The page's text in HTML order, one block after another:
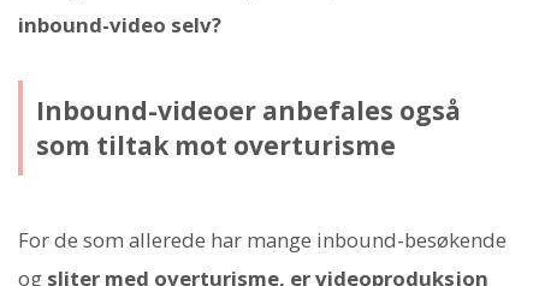
inbound-video selv?
Inbound-videoer anbefales også
som tiltak mot overturisme
For de som allerede har mange inbound-besøkende
og sliter med overturisme, er videoproduksjon